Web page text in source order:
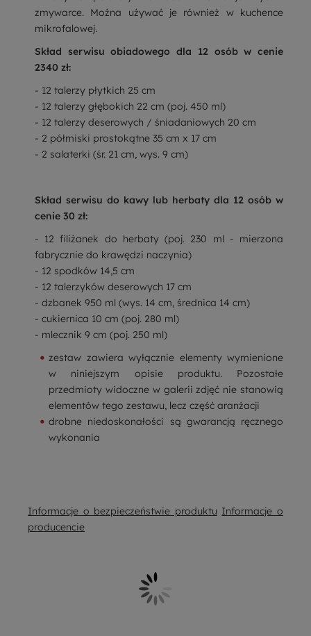
zmywarce. Można używać je również w kuchence
mikrofalowej.
Skład serwisu obiadowego dla 12 osób w cenie
2340 zł:
- 12 talerzy płytkich 25 cm
- 12 talerzy głębokich 22 cm (poj. 450 ml)
- 12 talerzy deserowych / śniadaniowych 20 cm
- 2 półmiski prostokątne 35 cm x 17 cm
- 2 salaterki (śr. 21 cm, wys. 9 cm)
Skład serwisu do kawy lub herbaty dla 12 osób w
cenie 30 zł:
- 12 filiżanek do herbaty (poj. 230 ml - mierzona
fabrycznie do krawędzi naczynia)
- 12 spodków 14,5 cm
- 12 talerzyków deserowych 17 cm
- dzbanek 950 ml (wys. 14 cm, średnica 14 cm)
- cukiernica 10 cm (poj. 280 ml)
- mlecznik 9 cm (poj. 250 ml)
zestaw zawiera wyłącznie elementy wymienione
w niniejszym opisie produktu. Pozostałe
przedmioty widoczne w galerii zdjęć nie stanowią
elementów tego zestawu, lecz część aranżacji
drobne niedoskonałości są gwarancją ręcznego
wykonania
Informacje o bezpieczeństwie produktu Informacje o
producencie